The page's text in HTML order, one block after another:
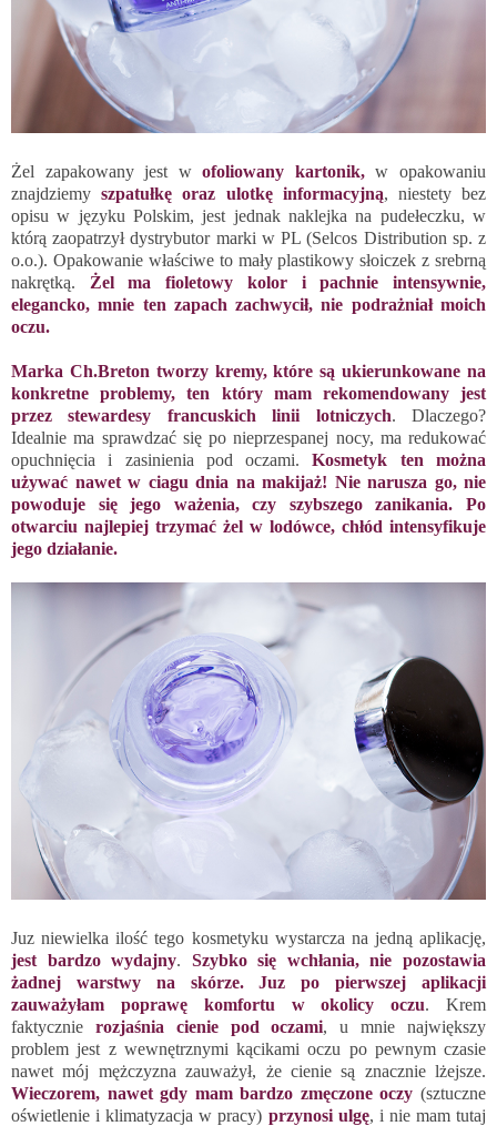
Żel zapakowany jest wofoliowany kartonik,w opakowaniu
znajdziemyszpatułkę oraz ulotkę informacyjną, niestety bez
opisu w języku Polskim, jest jednak naklejka na pudełeczku, w
którą zaopatrzył dystrybutor marki w PL (Selcos Distribution sp. z
o.o.). Opakowanie właściwe to mały plastikowy słoiczek z srebrną
nakrętką. Żel ma fioletowy kolor i pachnie intensywnie,
elegancko, mnie ten zapach zachwycił, nie podrażniał moich
oczu.
Marka Ch.Breton tworzy kremy, które są ukierunkowane na
konkretne problemy, ten który mam rekomendowany jest
przez stewardesy francuskich linii lotniczych. Dlaczego?
Idealnie ma sprawdzać się po nieprzespanej nocy, ma redukować
opuchnięcia i zasinienia pod oczami.Kosmetyk ten można
używać nawet w ciagu dnia na makijaż! Nie narusza go, nie
powoduje się jego ważenia, czy szybszego zanikania. Po
otwarciu najlepiej trzymać żel w lodówce, chłód intensyfikuje
jego działanie.
Juz niewielka ilość tego kosmetyku wystarcza na jedną aplikację,
jest bardzo wydajny. Szybko się wchłania, nie pozostawia
żadnej warstwy na skórze. Juz po pierwszej aplikacji
zauważyłam poprawę komfortu w okolicy oczu. Krem
faktycznie rozjaśnia cienie pod oczami, u mnie największy
problem jest z wewnętrznymi kącikami oczu po pewnym czasie
nawet mój mężczyzna zauważył, że cienie są znacznie lżejsze.
Wieczorem, nawet gdy mam bardzo zmęczone oczy (sztuczne
oświetlenie i klimatyzacja w pracy) przynosi ulgę, i nie mam tutaj